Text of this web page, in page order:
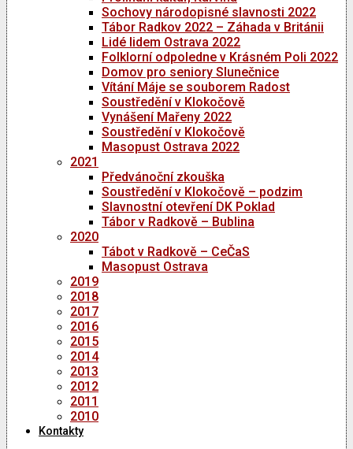
Sochovy národopisné slavnosti 2022
Tábor Radkov 2022 – Záhada v Británii
Lidé lidem Ostrava 2022
Folklorní odpoledne v Krásném Poli 2022
Domov pro seniory Slunečnice
Vítání Máje se souborem Radost
Soustředění v Klokočově
Vynášení Mařeny 2022
Soustředění v Klokočově
Masopust Ostrava 2022
2021
Předvánoční zkouška
Soustředění v Klokočově – podzim
Slavnostní otevření DK Poklad
Tábor v Radkově – Bublina
2020
Tábot v Radkově – CeČaS
Masopust Ostrava
2019
2018
2017
2016
2015
2014
2013
2012
2011
2010
Kontakty